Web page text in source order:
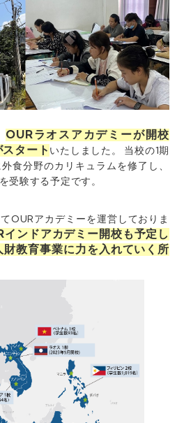
OURラオスアカデミーが開校
タート いたしました。 当校の1期
食分野のカリキュラムを修了し、
受験する予定です。
OURアカデミーを運営しておりま
ンドアカデミー開校も予定し
教育事業に力を入れていく所